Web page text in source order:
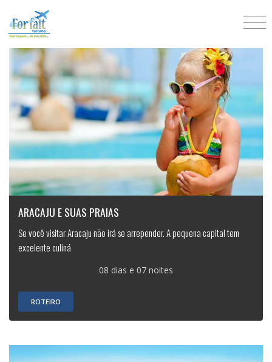
Pacotes nacionais
ARACAJU E SUAS PRAIAS
Se você visitar Aracaju não irá se arrepender. A pequena capital tem
excelente culiná
08 dias e 07 noites
ROTEIRO